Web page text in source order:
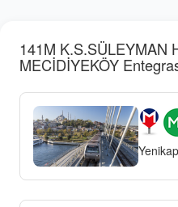
141M K.S.SÜLEYMAN
MECİDİYEKÖY